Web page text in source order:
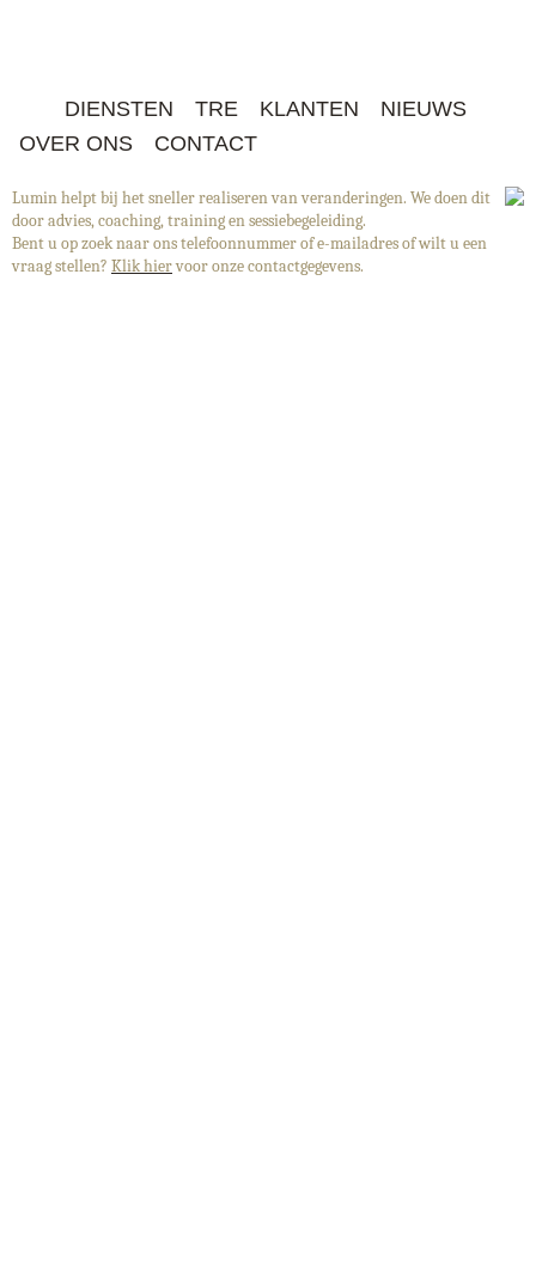
DIENSTEN TRE KLANTEN
NIEUWS
OVER ONS
CONTACT
Lumin helpt bij het sneller realiseren van veranderingen. We doen dit
door advies, coaching, training en sessiebegeleiding.
Bent u op zoek naar ons telefoonnummer of e-mailadres of wilt u een
vraag stellen? Klik hiervoor onze contactgegevens.